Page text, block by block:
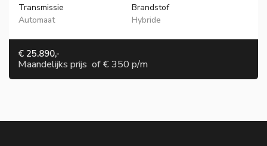
Transmissie
Automaat
Brandstof
Hybride
€ 25.890,-
Maandelijks prijs of€ 350 p/m